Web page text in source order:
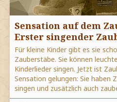
Sensation auf dem
Erster singender
Für kleine Kinder gibt es sie
Zauberstäbe. Sie können
Kinderlieder singen. Jetzt ist
Sensation gelungen: Sie haben
singen und zusätzlich auch